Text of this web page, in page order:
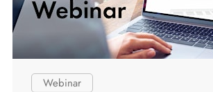
Webinar